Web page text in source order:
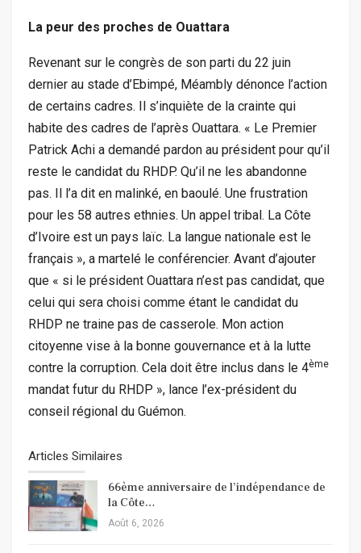
La peur des proches de Ouattara
Revenant sur le congrès de son parti du 22 juin
dernier au stade d’Ebimpé, Méambly dénonce l’action
de certains cadres. Il s’inquiète de la crainte qui
habite des cadres de l’après Ouattara. « Le Premier
Patrick Achi a demandé pardon au président pour qu’il
reste le candidat du RHDP. Qu’il ne les abandonne
pas. Il l’a dit en malinké, en baoulé. Une frustration
pour les 58 autres ethnies. Un appel tribal. La Côte
d’Ivoire est un pays laïc. La langue nationale est le
français », a martelé le conférencier. Avant d’ajouter
que « si le président Ouattara n’est pas candidat, que
celui qui sera choisi comme étant le candidat du
RHDP ne traine pas de casserole. Mon action
citoyenne vise à la bonne gouvernance et à la lutte
contre la corruption. Cela doit être inclus dans le 4ème
mandat futur du RHDP », lance l’ex-président du
conseil régional du Guémon.
Articles Similaires
66ème anniversaire de l’indépendance de
la Côte…
Août 6, 2026